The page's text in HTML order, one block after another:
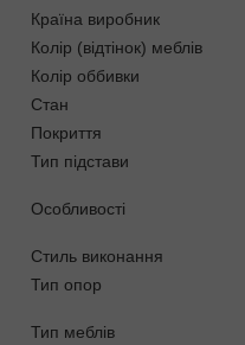
Країна виробник
Колір (відтінок) меблів
Колір оббивки
Стан
Покриття
Тип підстави
Особливості
Стиль виконання
Тип опор
Тип меблів